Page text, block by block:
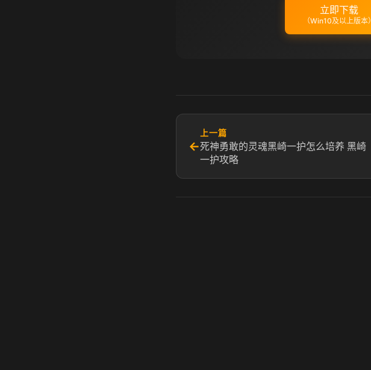
立即下载
（Win10及以上版本）
←
上一篇
死神勇敢的灵魂黑崎一护怎么培养 黑崎
一护攻略